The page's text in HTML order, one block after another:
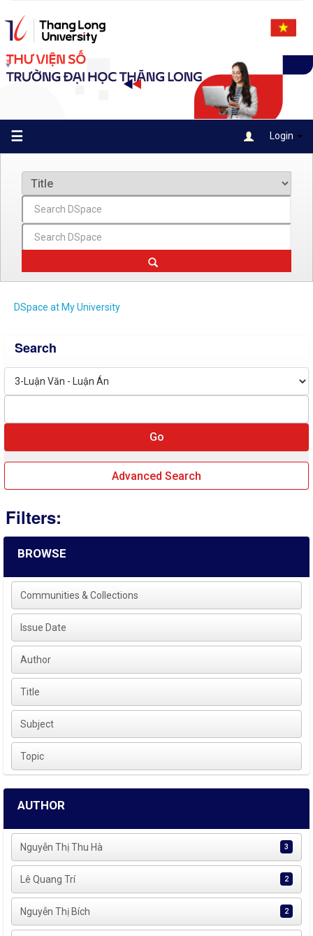
navigation
☰ Login
DSpace at My University
Search
Advanced Search
Filters:
BROWSE
Communities & Collections
Issue Date
Author
Title
Subject
Topic
AUTHOR
Nguyễn Thị Thu Hà 3
Lê Quang Trí 2
Nguyễn Thị Bích 2